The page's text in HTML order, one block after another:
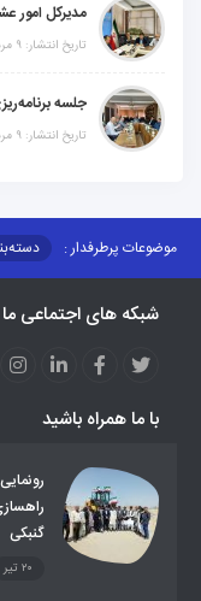
تاریخ انتشار: ۹ مرداد
جلسه
تاریخ انتشار: ۹ مرداد
موضوعات پرطرفدار :
مزایدات و مناقصات
عملکردها
عشایر استان
روند ساماندهی عشایر
تشکیلات اداری
شبکه های اجتماعی ما
با ما همراه باشید
گنبکی
۲۰ تیر